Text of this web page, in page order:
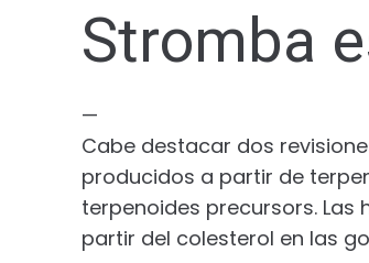
Stromba
—
Cabe destacar dos
producidos a partir de
terpenoides precursors.
partir del colesterol en las